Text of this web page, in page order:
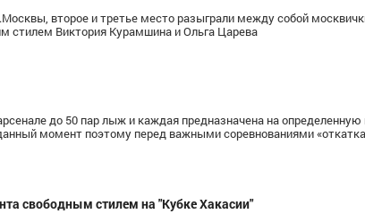
второе и третье место разыграли между собой
стилем Виктория Курамшина и Ольга Царева
до 50 пар лыж и каждая предназначена на определенную
момент поэтому перед важными соревнованиями
свободным стилем на "Кубке Хакасии"